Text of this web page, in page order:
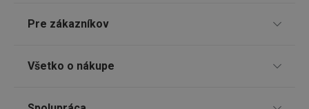
Pre zákazníkov
Všetko o nákupe
__cf_bm
29 minút